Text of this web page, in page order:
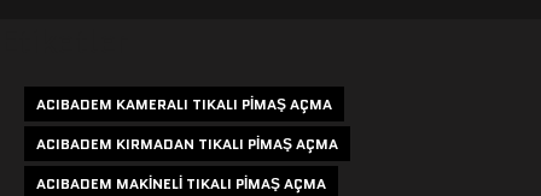
ACIBADEM KAMERALI TIKALI PIMAŞ AÇMA
ACIBADEM KIRMADAN TIKALI PIMAŞ AÇMA
ACIBADEM MAKINELI TIKALI PIMAŞ AÇMA